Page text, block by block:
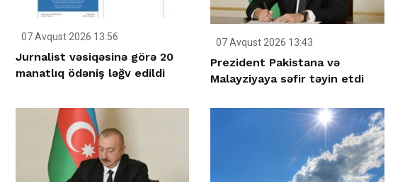
07 Avqust 2026 13:56
Jurnalist vəsiqəsinə görə 20
manatlıq ödəniş ləğv edildi
07 Avqust 2026 13:43
Prezident Pakistana və
Malayziyaya səfir təyin etdi